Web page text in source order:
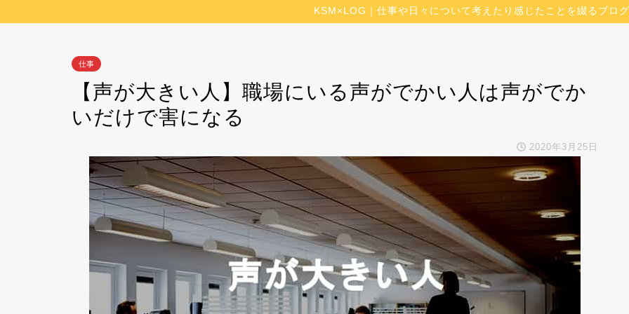
KSM×LOG｜仕事や日々について考えたり感じたことを綴るブログ
仕事
【声が大きい人】職場にいる声がでかい人は声がでか
いだけで害になる
2020年3月25日